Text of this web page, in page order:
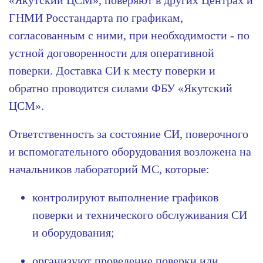
ГНМИ Росстандарта по графикам,
согласованным с ними, при необходимости - по
устной договоренности для оперативной
поверки. Доставка СИ к месту поверки и
обратно проводится силами ФБУ «Якутский
ЦСМ».
Ответственность за состояние СИ, поверочного
и вспомогательного оборудования возложена на
начальников лабораторий МС, которые:
контролируют выполнение графиков
поверки и технического обслуживания СИ
и оборудования;